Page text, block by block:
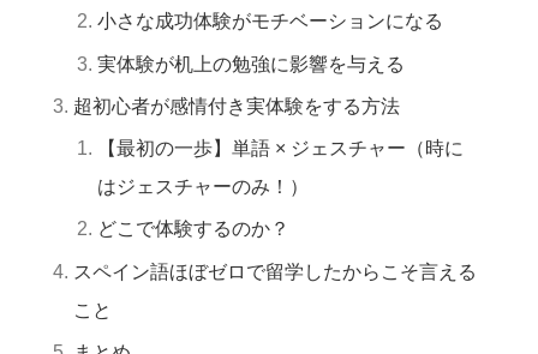
小さな成功体験がモチベーションになる
実体験が机上の勉強に影響を与える
超初心者が感情付き実体験をする方法
【最初の一歩】単語 × ジェスチャー（時に
はジェスチャーのみ！）
どこで体験するのか？
スペイン語ほぼゼロで留学したからこそ言える
こと